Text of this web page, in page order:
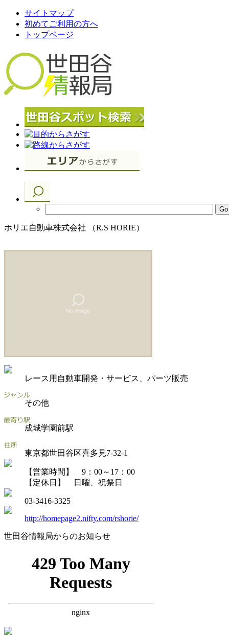
サイトマップ
初めてご利用の方へ
トップページ
ホリエ自動車株式会社 （R.S HORIE）
レース用自動車開発・サービス、パーツ販売
その他
成城学園前駅
東京都世田谷区喜多見7-32-1
【営業時間】 9：00～17：00
【定休日】 日曜、祝祭日
03-3416-3325
http://homepage2.nifty.com/rshorie/
世田谷情報局からのお知らせ